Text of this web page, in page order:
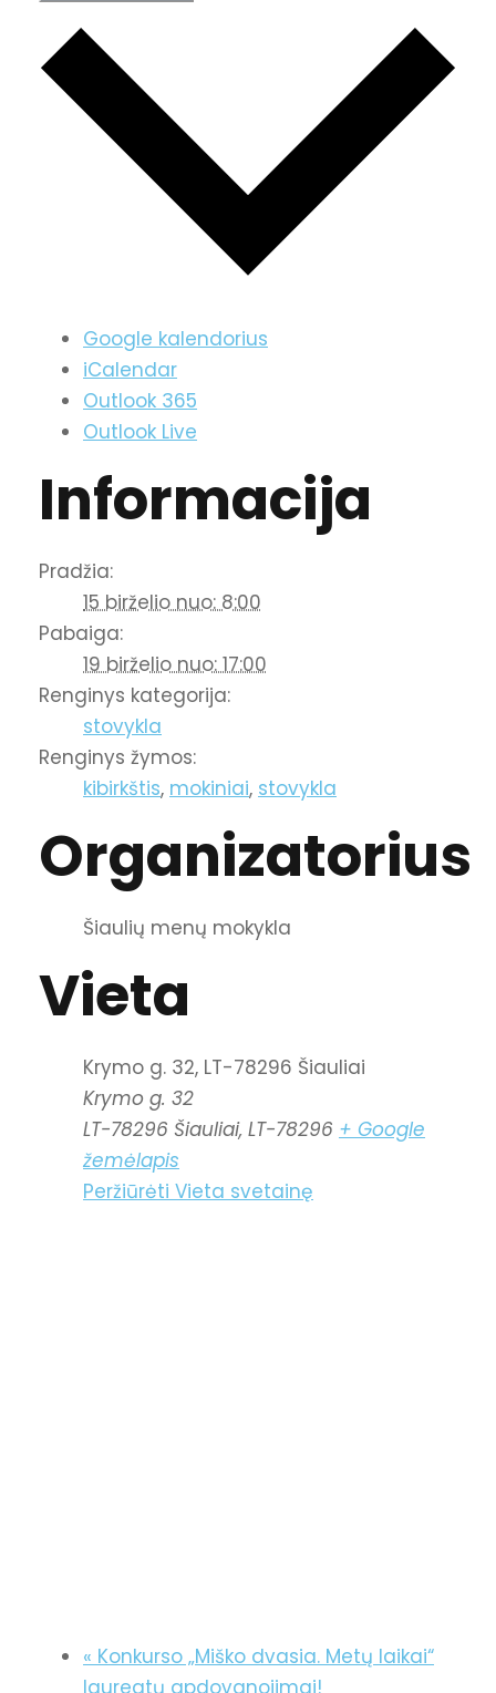
Google kalendorius
iCalendar
Outlook 365
Outlook Live
Informacija
Pradžia:
15 birželio nuo: 8:00
Pabaiga:
19 birželio nuo: 17:00
Renginys kategorija:
stovykla
Renginys žymos:
kibirkštis, mokiniai, stovykla
Organizatorius
Šiaulių menų mokykla
Vieta
Krymo g. 32, LT-78296 Šiauliai
Krymo g. 32
LT-78296 Šiauliai, LT-78296 + Google
žemėlapis
Peržiūrėti Vieta svetainę
« Konkurso „Miško dvasia. Metų laikai“
laureatų apdovanojimai!